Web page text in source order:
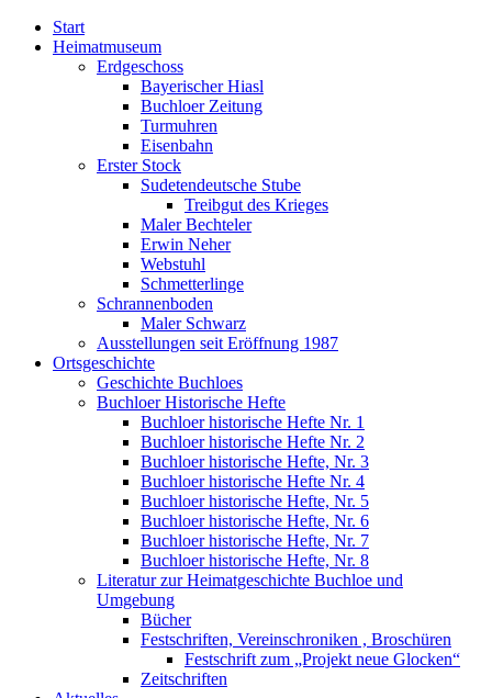
Start
Heimatmuseum
Erdgeschoss
Bayerischer Hiasl
Buchloer Zeitung
Turmuhren
Eisenbahn
Erster Stock
Sudetendeutsche Stube
Treibgut des Krieges
Maler Bechteler
Erwin Neher
Webstuhl
Schmetterlinge
Schrannenboden
Maler Schwarz
Ausstellungen seit Eröffnung 1987
Ortsgeschichte
Geschichte Buchloes
Buchloer Historische Hefte
Buchloer historische Hefte Nr. 1
Buchloer historische Hefte Nr. 2
Buchloer historische Hefte, Nr. 3
Buchloer historische Hefte Nr. 4
Buchloer historische Hefte, Nr. 5
Buchloer historische Hefte, Nr. 6
Buchloer historische Hefte, Nr. 7
Buchloer historische Hefte, Nr. 8
Literatur zur Heimatgeschichte Buchloe und
Umgebung
Bücher
Festschriften, Vereinschroniken , Broschüren
Festschrift zum „Projekt neue Glocken“
Zeitschriften